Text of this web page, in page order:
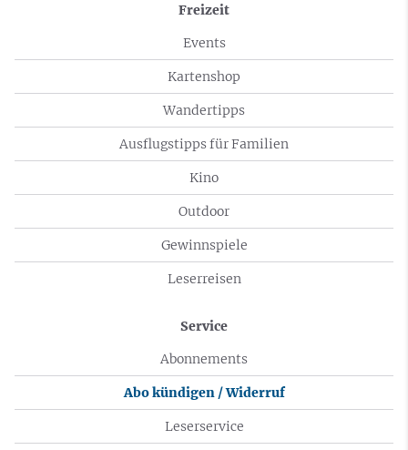
Freizeit
Events
Kartenshop
Wandertipps
Ausflugstipps für Familien
Kino
Outdoor
Gewinnspiele
Leserreisen
Service
Abonnements
Abo kündigen / Widerruf
Leserservice